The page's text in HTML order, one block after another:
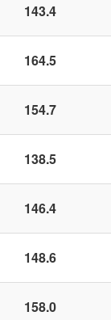
143.4
164.5
154.7
138.5
146.4
148.6
158.0